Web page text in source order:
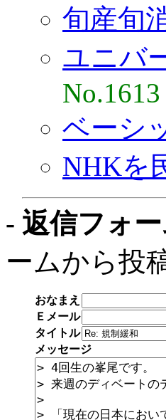
旬産旬
ユニバ
No.1613
ベーシ
NHKを
- 返信フォ
ームから投
おなまえ
Ｅメール
タイトル
メッセージ